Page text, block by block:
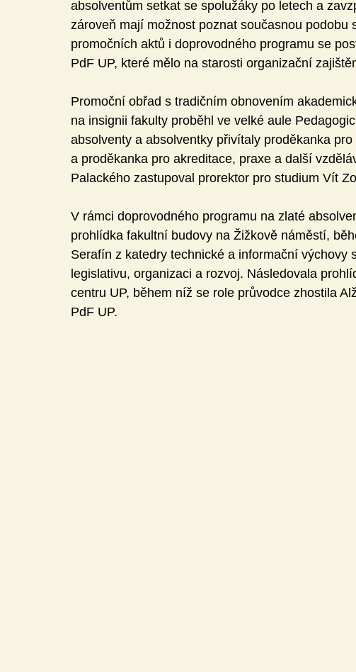
absolventům setkat se spolužáky po letech a
zároveň mají možnost poznat současnou podobu
promočních aktů i doprovodného programu se
PdF UP, které mělo na starosti organizační
Promoční obřad s tradičním obnovením
na insignii fakulty proběhl ve velké aule
absolventy a absolventky přivítaly proděkanka
a proděkanka pro akreditace, praxe a další
Palackého zastupoval prorektor pro studium Vít
V rámci doprovodného programu na zlaté
prohlídka fakultní budovy na Žižkově náměstí,
Serafín z katedry technické a informační výchovy
legislativu, organizaci a rozvoj. Následovala
centru UP, během níž se role průvodce zhostila
PdF UP.